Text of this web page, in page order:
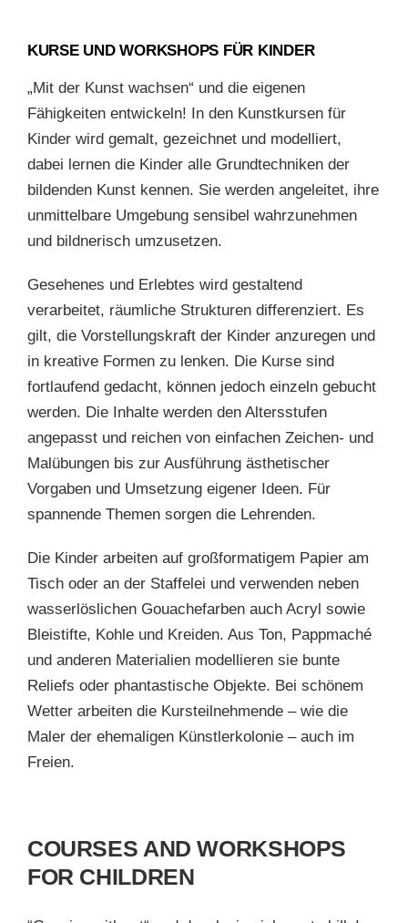
KURSE UND WORKSHOPS FÜR KINDER
„Mit der Kunst wachsen“ und die eigenen
Fähigkeiten entwickeln! In den Kunstkursen für
Kinder wird gemalt, gezeichnet und modelliert,
dabei lernen die Kinder alle Grundtechniken der
bildenden Kunst kennen. Sie werden angeleitet, ihre
unmittelbare Umgebung sensibel wahrzunehmen
und bildnerisch umzusetzen.
Gesehenes und Erlebtes wird gestaltend
verarbeitet, räumliche Strukturen differenziert. Es
gilt, die Vorstellungskraft der Kinder anzuregen und
in kreative Formen zu lenken. Die Kurse sind
fortlaufend gedacht, können jedoch einzeln gebucht
werden. Die Inhalte werden den Altersstufen
angepasst und reichen von einfachen Zeichen- und
Malübungen bis zur Ausführung ästhetischer
Vorgaben und Umsetzung eigener Ideen. Für
spannende Themen sorgen die Lehrenden.
Die Kinder arbeiten auf großformatigem Papier am
Tisch oder an der Staffelei und verwenden neben
wasserlöslichen Gouachefarben auch Acryl sowie
Bleistifte, Kohle und Kreiden. Aus Ton, Pappmaché
und anderen Materialien modellieren sie bunte
Reliefs oder phantastische Objekte. Bei schönem
Wetter arbeiten die Kursteilnehmende – wie die
Maler der ehemaligen Künstlerkolonie – auch im
Freien.
COURSES AND WORKSHOPS
FOR CHILDREN